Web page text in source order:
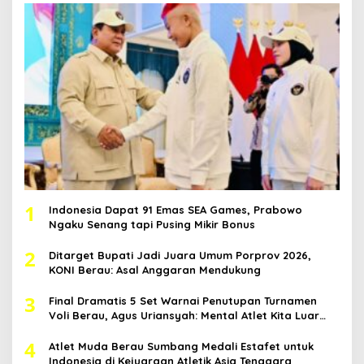
1
Indonesia Dapat 91 Emas SEA Games, Prabowo
Ngaku Senang tapi Pusing Mikir Bonus
2
Ditarget Bupati Jadi Juara Umum Porprov 2026,
KONI Berau: Asal Anggaran Mendukung
3
Final Dramatis 5 Set Warnai Penutupan Turnamen
Voli Berau, Agus Uriansyah: Mental Atlet Kita Luar
4
Atlet Muda Berau Sumbang Medali Estafet untuk
Indonesia di Kejuaraan Atletik Asia Tenggara